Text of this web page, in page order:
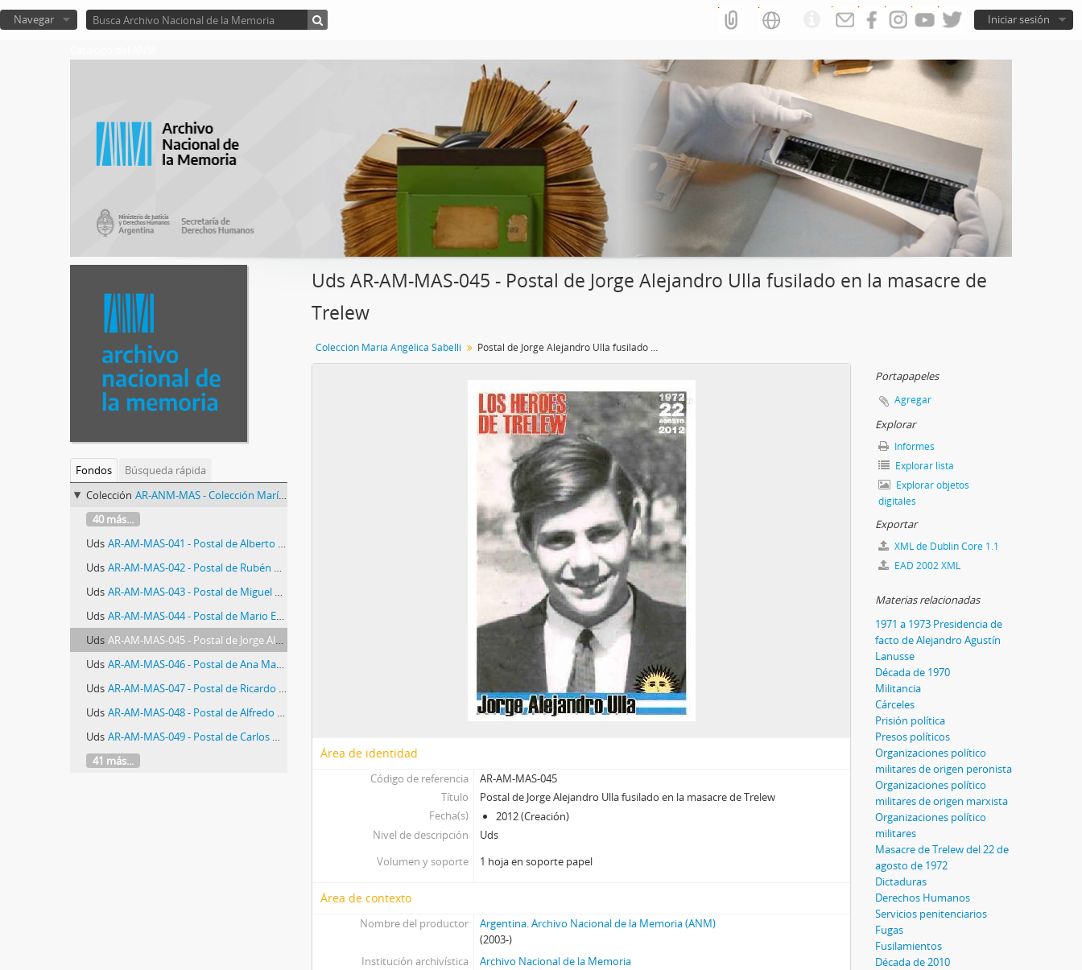
Iniciar sesión
Navegar
Fondos
Búsqueda rápida
Colección AR-ANM-MAS - Colección María Angélica Sabelli
40 más...
Uds AR-AM-MAS-041 - Postal de Alberto Carlos del Rey fusilado en la masacre de Trelew
Uds AR-AM-MAS-042 - Postal de Rubén Pedro Bonet fusilado en la masacre de Trelew.
Uds AR-AM-MAS-043 - Postal de Miguel Angel Polti fusilado en la masacre de Trelew
Uds AR-AM-MAS-044 - Postal de Mario Emilio Delfino fusilado en la masacre de Trelew
Uds AR-AM-MAS-045 - Postal de Jorge Alejandro Ulla fusilado en la masacre de Trelew
Uds AR-AM-MAS-046 - Postal de Ana María Villarreal fusilada en la masacre de Trelew
Uds AR-AM-MAS-047 - Postal de Ricardo René Haidar fusilado en la masacre de Trelew
Uds AR-AM-MAS-048 - Postal de Alfredo Elías Kohon fusilado en la masacre de Trelew
Uds AR-AM-MAS-049 - Postal de Carlos Heriberto Astudillo fusilado en la masacre de Trelew
41 más...
Uds AR-AM-MAS-045 - Postal de Jorge Alejandro Ulla fusilado en la masacre de
Trelew
Colección María Angélica Sabelli Postal de Jorge Alejandro Ulla fusilado en la masacre de Trelew
Área de identidad
Código de referencia
AR-AM-MAS-045
Título
Postal de Jorge Alejandro Ulla fusilado en la masacre de Trelew
Fecha(s)
2012 (Creación)
Nivel de descripción
Uds
Volumen y soporte
1 hoja en soporte papel
Área de contexto
Nombre del productor
Argentina. Archivo Nacional de la Memoria (ANM)
(2003-)
Institución archivística
Archivo Nacional de la Memoria
Portapapeles
Agregar
Explorar
Informes
Explorar lista
Explorar objetos
digitales
Exportar
XML de Dublin Core 1.1
EAD 2002 XML
Materias relacionadas
1971 a 1973 Presidencia de
facto de Alejandro Agustín
Lanusse
Década de 1970
Militancia
Cárceles
Prisión política
Presos políticos
Organizaciones político
militares de origen peronista
Organizaciones político
militares de origen marxista
Organizaciones político
militares
Masacre de Trelew del 22 de
agosto de 1972
Dictaduras
Derechos Humanos
Servicios penitenciarios
Fugas
Fusilamientos
Década de 2010